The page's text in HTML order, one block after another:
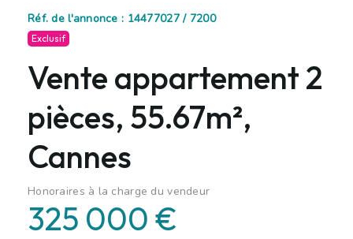
Réf. de l'annonce : 14477027 / 7200
Exclusif
Vente appartement 2
pièces, 55.67m²,
Cannes
Honoraires à la charge du vendeur
325 000 €